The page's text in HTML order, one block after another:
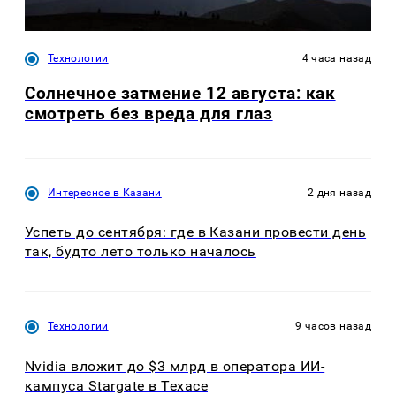
Технологии 4 часа назад
Солнечное затмение 12 августа: как
смотреть без вреда для глаз
Интересное в Казани 2 дня назад
Успеть до сентября: где в Казани провести день
так, будто лето только началось
Технологии 9 часов назад
Nvidia вложит до $3 млрд в оператора ИИ-
кампуса Stargate в Техасе